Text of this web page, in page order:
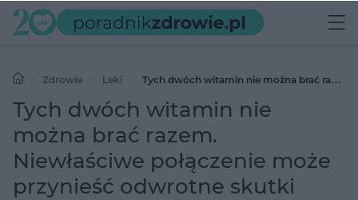
Zdrowie Leki
Tych dwóch witamin nie można brać razem.
Niewłaściwe połączenie może przynieść odwrotne skutki
Tych dwóch witamin nie
można brać razem.
Niewłaściwe połączenie może
przynieść odwrotne skutki